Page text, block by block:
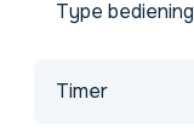
Type bediening
Timer